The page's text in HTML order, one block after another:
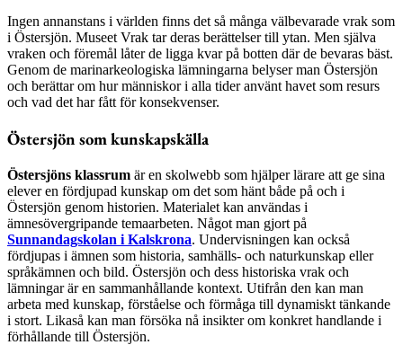
Ingen annanstans i världen finns det så många välbevarade vrak som
i Östersjön. Museet Vrak tar deras berättelser till ytan. Men själva
vraken och föremål låter de ligga kvar på botten där de bevaras bäst.
Genom de marinarkeologiska lämningarna belyser man Östersjön
och berättar om hur människor i alla tider använt havet som resurs
och vad det har fått för konsekvenser.
Östersjön som kunskapskälla
Östersjöns klassrum är en skolwebb som hjälper lärare att ge sina
elever en fördjupad kunskap om det som hänt både på och i
Östersjön genom historien. Materialet kan användas i
ämnesövergripande temaarbeten. Något man gjort på
Sunnandagskolan i Kalskrona. Undervisningen kan också
fördjupas i ämnen som historia, samhälls- och naturkunskap eller
språkämnen och bild. Östersjön och dess historiska vrak och
lämningar är en sammanhållande kontext. Utifrån den kan man
arbeta med kunskap, förståelse och förmåga till dynamiskt tänkande
i stort. Likaså kan man försöka nå insikter om konkret handlande i
förhållande till Östersjön.